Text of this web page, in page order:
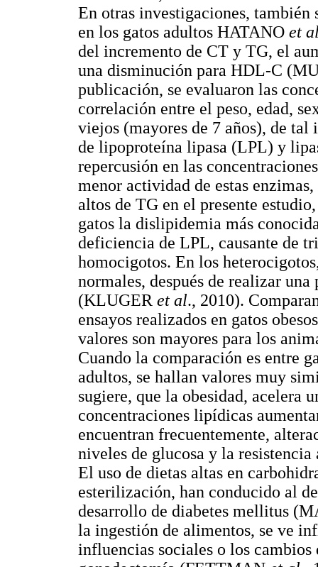
En otras investigaciones, también
en los gatos adultos HATANO et
del incremento de CT y TG, el
una disminución para HDL-C
publicación, se evaluaron las
correlación entre el peso, edad,
viejos (mayores de 7 años), de
de lipoproteína lipasa (LPL) y
repercusión en las
menor actividad de estas
altos de TG en el presente
gatos la dislipidemia más
deficiencia de LPL, causante de
homocigotos. En los
normales, después de realizar
(KLUGER et al., 2010).
ensayos realizados en gatos
valores son mayores para los
Cuando la comparación es entre
adultos, se hallan valores muy
sugiere, que la obesidad, acelera
concentraciones lipídicas
encuentran frecuentemente,
niveles de glucosa y la
El uso de dietas altas en
esterilización, han conducido al
desarrollo de diabetes mellitus
la ingestión de alimentos, se ve
influencias sociales o los cambios